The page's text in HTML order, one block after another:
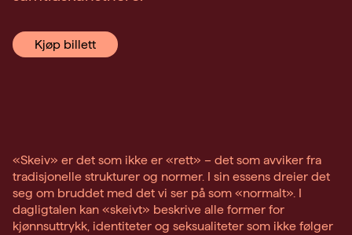
Kjøp billett
«Skeiv» er det som ikke er «rett» – det som avviker fra
tradisjonelle strukturer og normer. I sin essens dreier det
seg om bruddet med det vi ser på som «normalt». I
dagligtalen kan «skeivt» beskrive alle former for
kjønnsuttrykk, identiteter og seksualiteter som ikke følger